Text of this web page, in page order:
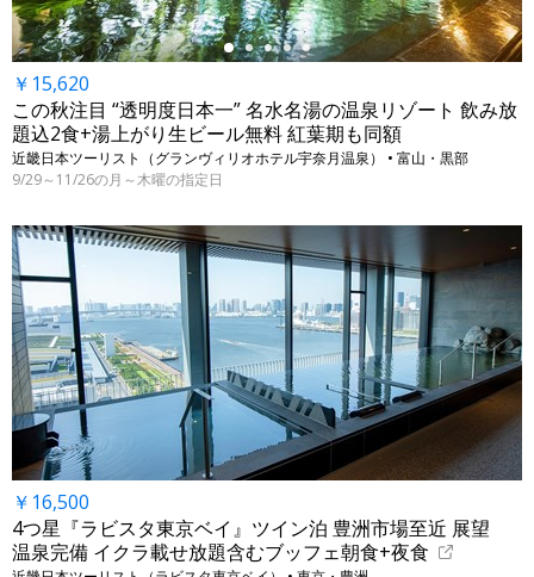
￥15,620
この秋注目 “透明度日本一” 名水名湯の温泉リゾート 飲み放
題込2食+湯上がり生ビール無料 紅葉期も同額
近畿日本ツーリスト（グランヴィリオホテル宇奈月温泉） • 富山・黒部
9/29～11/26の月～木曜の指定日
￥16,500
4つ星『ラビスタ東京ベイ』ツイン泊 豊洲市場至近 展望
温泉完備 イクラ載せ放題含むブッフェ朝食+夜食